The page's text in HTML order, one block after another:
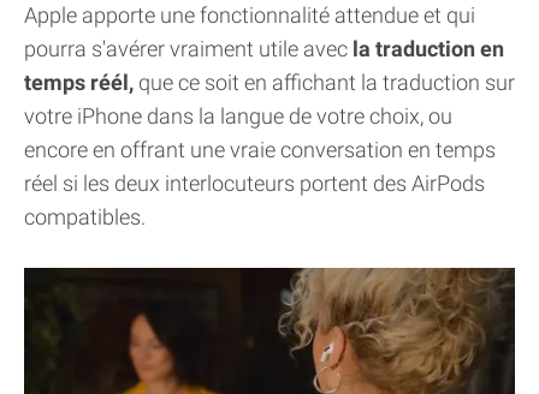
Apple apporte une fonctionnalité attendue et qui
pourra s'avérer vraiment utile avec la traduction en
temps réél, que ce soit en affichant la traduction sur
votre iPhone dans la langue de votre choix, ou
encore en offrant une vraie conversation en temps
réel si les deux interlocuteurs portent des AirPods
compatibles.